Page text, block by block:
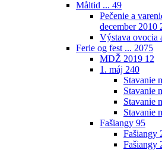
Måltid ... 49
Pečenie a
december 2010
Výstava ovocia
Ferie og fest ... 2075
MDŽ 2019 12
1. máj 240
Stavanie
Stavanie
Stavanie
Stavanie
Fašiangy 95
Fašiangy
Fašiangy